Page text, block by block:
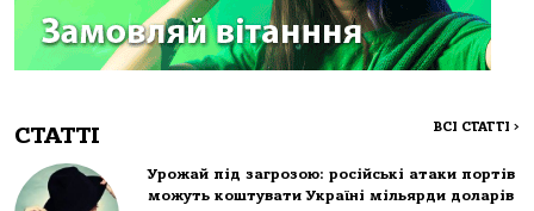
СТАТТІ ВСІ СТАТТІ >
Урожай під загрозою: російські атаки портів
можуть коштувати Україні мільярди доларів